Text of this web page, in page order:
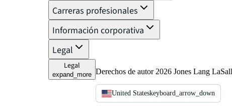
Carreras profesionales
Información corporativa
Legal
Legal
expand_more Derechos de autor 2026 Jones Lang
United Stateskeyboard_arrow_down